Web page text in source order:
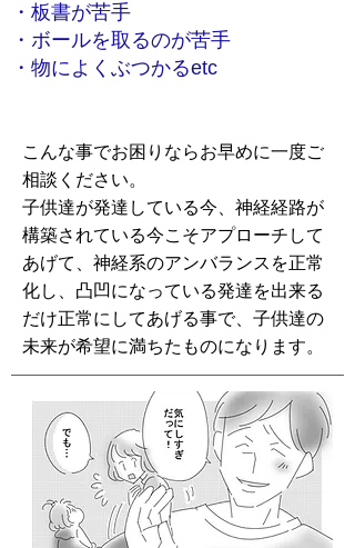
・板書が苦手
・ボールを取るのが苦手
​・物によくぶつかるetc
​こんな事でお困りならお早めに一度ご
相談ください。
​子供達が発達している今、神経経路が
構築されている今こそアプローチして
あげて、神経系のアンバランスを正常
化し、凸凹になっている発達を出来る
だけ正常にしてあげる事で、子供達の
未来が希望に満ちたものになります。